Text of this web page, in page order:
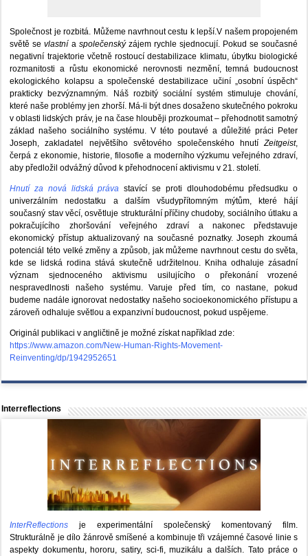
Společnost je rozbitá. Můžeme navrhnout cestu k lepší.V našem propojeném
světě sevlastní a společenskýzájem rychle sjednocují. Pokud se současné
negativní trajektorie včetně rostoucí destabilizace klimatu, úbytku biologické
rozmanitosti a růstu ekonomické nerovnosti nezmění, temná budoucnost
ekologického kolapsu a společenské destabilizace učiní „osobní úspěch“
prakticky bezvýznamným. Náš rozbitý sociální systém stimuluje chování,
které naše problémy jen zhorší. Má-li být dnes dosaženo skutečného pokroku
v oblasti lidských práv, je na čase hlouběji prozkoumat – přehodnotit samotný
základ našeho sociálního systému. V této poutavé a důležité práci Peter
Joseph, zakladatel největšího světového společenského hnutíZeitgeist,
čerpá z ekonomie, historie, filosofie a moderního výzkumu veřejného zdraví,
aby předložil odvážný důvod k přehodnocení aktivismu v 21. století.
Hnutí za nová lidská práva stavící se proti dlouhodobému předsudku o
univerzálním nedostatku a dalším všudypřítomným mýtům, které hájí
současný stav věcí, osvětluje strukturální příčiny chudoby, sociálního útlaku a
pokračujícího zhoršování veřejného zdraví a nakonec představuje
ekonomický přístup aktualizovaný na současné poznatky. Joseph zkoumá
potenciál této velké změny a způsob, jak můžeme navrhnout cestu do světa,
kde se lidská rodina stává skutečně udržitelnou. Kniha odhaluje zásadní
význam sjednoceného aktivismu usilujícího o překonání vrozené
nespravedlnosti našeho systému. Varuje před tím, co nastane, pokud
budeme nadále ignorovat nedostatky našeho socioekonomického přístupu a
zároveň odhaluje světlou a expanzivní budoucnost, pokud uspějeme.
Originál publikaci v angličtině je možné získat například zde:
https://www.amazon.com/New-Human-Rights-Movement-
Reinventing/dp/1942952651
Interreflections
InterReflections je experimentální společenský komentovaný film.
Strukturálně je dílo žánrově smíšené a kombinuje tři vzájemné časové linie s
aspekty dokumentu, hororu, satiry, sci-fi, muzikálu a dalších. Tato práce o